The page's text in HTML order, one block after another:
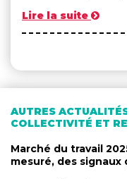
Lire la suite
AUTRES
COLLECTIVITÉ ET
Marché du travail
mesuré, des